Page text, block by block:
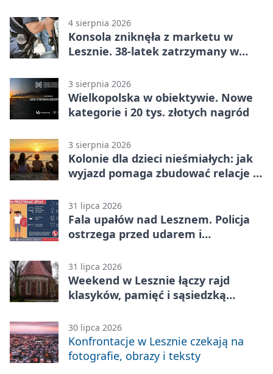
4 sierpnia 2026
Konsola zniknęła z marketu w
Lesznie. 38-latek zatrzymany w
3 sierpnia 2026
Wielkopolska w obiektywie. Nowe
kategorie i 20 tys. złotych nagród
3 sierpnia 2026
Kolonie dla dzieci nieśmiałych: jak
wyjazd pomaga zbudować relacje z
31 lipca 2026
Fala upałów nad Lesznem. Policja
ostrzega przed udarem i
31 lipca 2026
Weekend w Lesznie łączy rajd
klasyków, pamięć i sąsiedzką
30 lipca 2026
Konfrontacje w Lesznie czekają na
fotografie, obrazy i teksty